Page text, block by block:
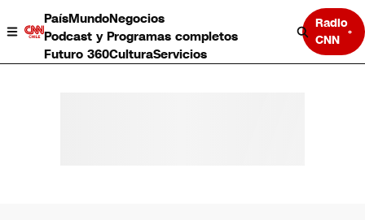
PaísMundoNegocios
Podcast y Programas completos
Futuro 360CulturaServicios
Radio
CNN